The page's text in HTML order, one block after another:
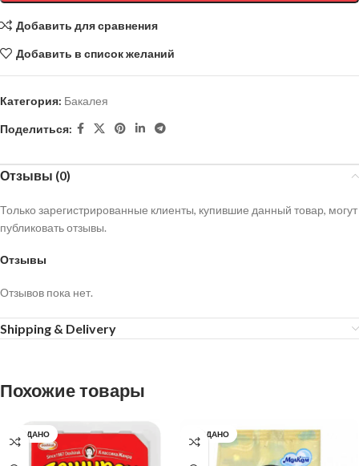
Добавить для сравнения
Добавить в список желаний
Категория: Бакалея
Поделиться:
Отзывы (0)
Отзывы
Отзывов пока нет.
Только зарегистрированные клиенты, купившие данный товар, могут
публиковать отзывы.
Shipping & Delivery
Похожие товары
ПРОДАНО ПРОДАНО